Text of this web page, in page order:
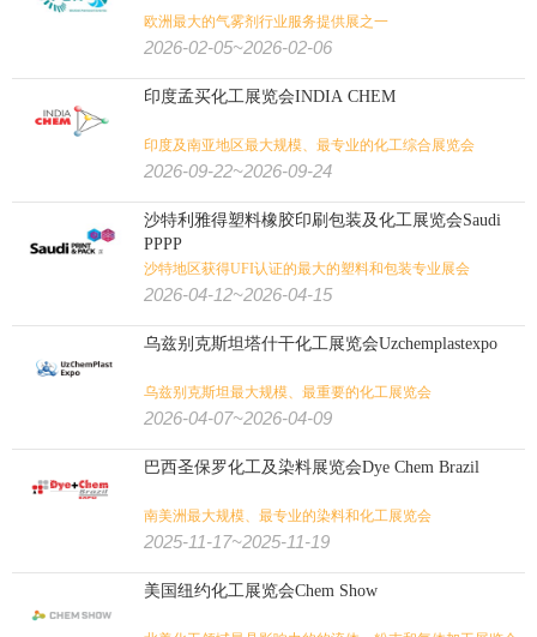
欧洲最大的气雾剂行业服务提供展之一
2026-02-05~2026-02-06
印度孟买化工展览会INDIA CHEM
印度及南亚地区最大规模、最专业的化工综合展览会
2026-09-22~2026-09-24
沙特利雅得塑料橡胶印刷包装及化工展览会Saudi
PPPP
沙特地区获得UFI认证的最大的塑料和包装专业展会
2026-04-12~2026-04-15
乌兹别克斯坦塔什干化工展览会Uzchemplastexpo
乌兹别克斯坦最大规模、最重要的化工展览会
2026-04-07~2026-04-09
巴西圣保罗化工及染料展览会Dye Chem Brazil
南美洲最大规模、最专业的染料和化工展览会
2025-11-17~2025-11-19
美国纽约化工展览会Chem Show